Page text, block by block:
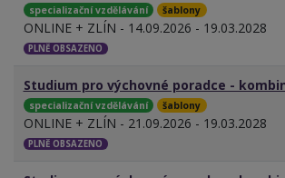
specializační vzdělávání šablony
ONLINE + ZLÍN - 14.09.2026 - 19.03.2028
PLNĚ OBSAZENO
Studium pro výchovné poradce -
specializační vzdělávání šablony
ONLINE + ZLÍN - 21.09.2026 - 19.03.2028
PLNĚ OBSAZENO